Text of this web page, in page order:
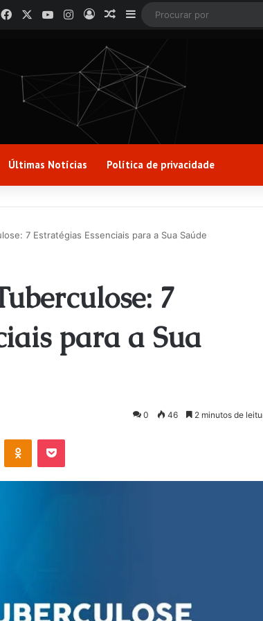
Facebook YouTubeInstagram
EntrarArtigo aleatório
Barra Lateral
Últimas Notícias Política de privacidade
7 Estratégias Essenciais para a Sua Saúde
7
para a Sua
0 46 2 minutos de